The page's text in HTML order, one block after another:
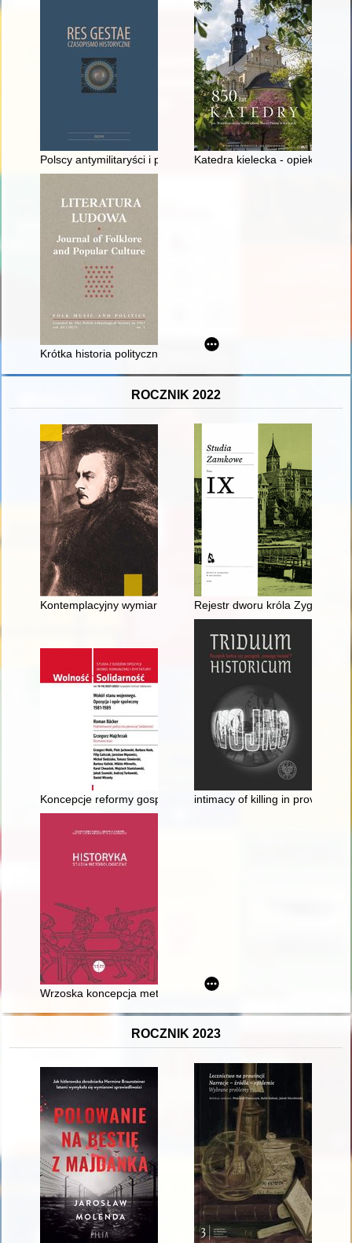
Polscy antymilitaryści i pacyfiści u progu I wojny światowej
Katedra kielecka - opiekunka
Krótka historia polityczna folkloru muzycznego w Polsce = A
ROCZNIK 2022
Kontemplacyjny wymiar doświadczenia piękna : Zygmunt
Rejestr dworu króla Zygmunta
Koncepcje reformy gospodarczej rozważane podczas I
intimacy of killing in provincial
Wrzoska koncepcja metafory historiograficznej = Wrzosek's
ROCZNIK 2023